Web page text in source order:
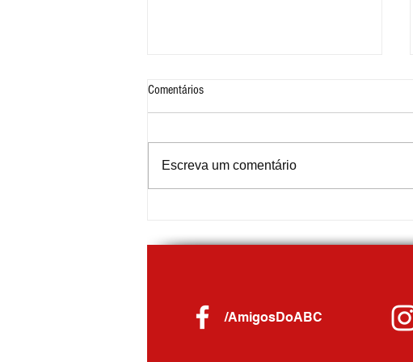
Ribeirão Pires
Comentários
Escreva um comentário
/AmigosDoABC